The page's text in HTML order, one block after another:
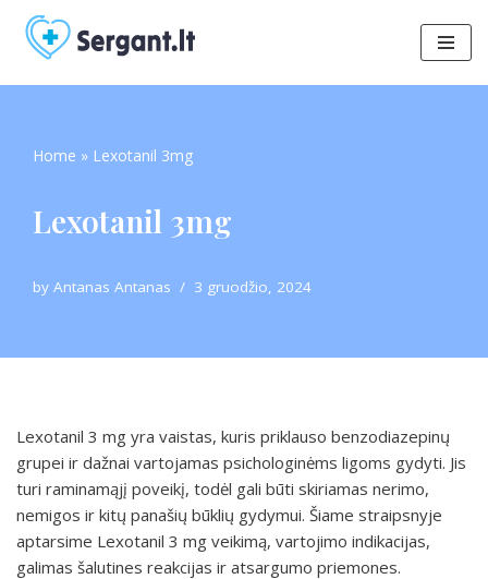
Skip
to
Home » Lexotanil 3mg
Lexotanil 3mg
by Antanas Antanas 3 gruodžio, 2024
Lexotanil 3 mg yra vaistas, kuris priklauso benzodiazepinų
grupei ir dažnai vartojamas psichologinėms ligoms gydyti. Jis
turi raminamąjį poveikį, todėl gali būti skiriamas nerimo,
nemigos ir kitų panašių būklių gydymui. Šiame straipsnyje
aptarsime Lexotanil 3 mg veikimą, vartojimo indikacijas,
galimas šalutines reakcijas ir atsargumo priemones.